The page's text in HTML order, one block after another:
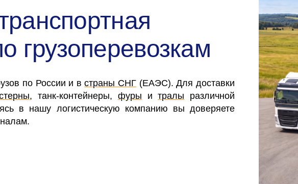
грузоперевозкам
по России и встраны СНГ (ЕАЭС). Для доставки
, танк-контейнеры, фуры итралы различной
в нашу логистическую компанию вы доверяете